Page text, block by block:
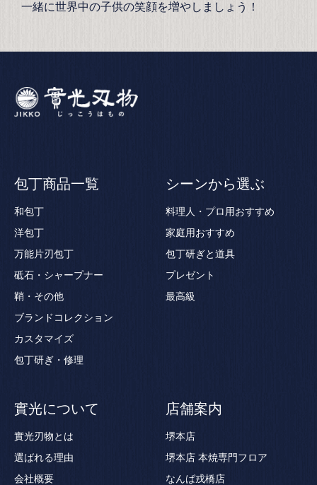
一緒に世界中の子供の笑顔を増やしましょう！
包丁商品一覧
和包丁
洋包丁
万能片刃包丁
砥石・シャープナー
鞘・その他
ブランドコレクション
カスタマイズ
包丁研ぎ・修理
シーンから選ぶ
料理人・プロ用おすすめ
家庭用おすすめ
包丁研ぎと道具
プレゼント
最高級
實光について
實光刃物とは
選ばれる理由
会社概要
店舗案内
堺本店
堺本店 本焼専門フロア
なんば戎橋店